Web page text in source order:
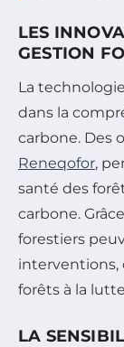
LES
GESTION
La
dans la
carbone. Des
Reneqofor,
santé des
carbone.
forestiers
interventions,
forêts à la
LA